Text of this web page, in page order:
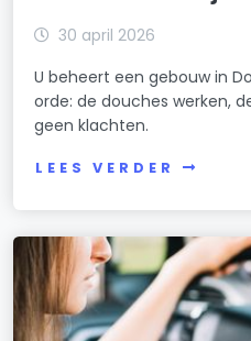
30 april 2026
U beheert een gebouw in
orde: de douches werken,
geen klachten.
LEES VERDER